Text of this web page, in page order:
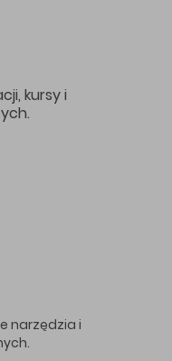
kursy i
narzędzia i